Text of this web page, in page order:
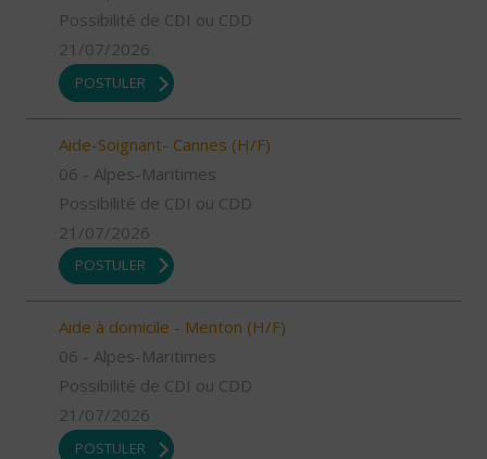
Possibilité de CDI ou CDD
21/07/2026
POSTULER
Aide-Soignant- Cannes (H/F)
06 - Alpes-Maritimes
Possibilité de CDI ou CDD
21/07/2026
POSTULER
Aide à domicile - Menton (H/F)
06 - Alpes-Maritimes
Possibilité de CDI ou CDD
21/07/2026
POSTULER